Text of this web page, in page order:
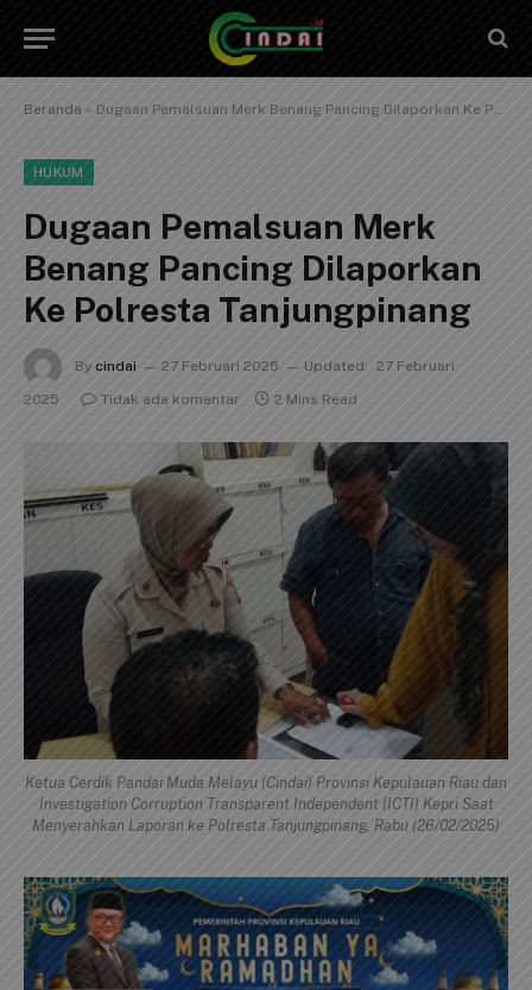
Beranda » Dugaan Pemalsuan Merk Benang Pancing Dilaporkan Ke Polresta Tanjungpinang
HUKUM
Dugaan Pemalsuan Merk
Benang Pancing Dilaporkan
Ke Polresta Tanjungpinang
By cindai 27 Februari 2025 Updated: 27 Februari
2025
Tidak ada komentar 2 Mins Read
Ketua Cerdik Pandai Muda Melayu (Cindai) Provinsi Kepulauan Riau dan
Investigation Corruption Transparent Independent (ICTI) Kepri Saat
Menyerahkan Laporan ke Polresta Tanjungpinang, Rabu (26/02/2025)